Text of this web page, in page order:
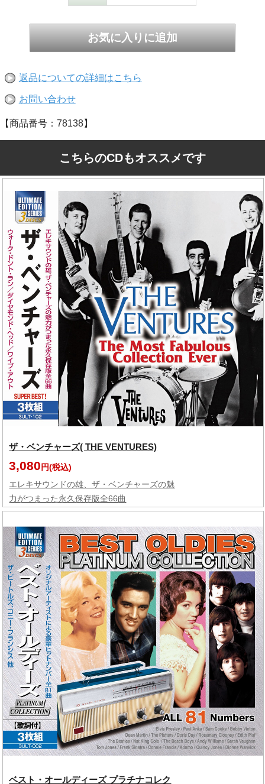
返品についての詳細はこちら
お問い合わせ
【商品番号：78138】
こちらのCDもオススメです
ザ・ベンチャーズ( THE VENTURES)
3,080円(税込)
エレキサウンドの雄、ザ・ベンチャーズの魅
力がつまった永久保存版全66曲
ベスト・オールディーズ プラチナコレク